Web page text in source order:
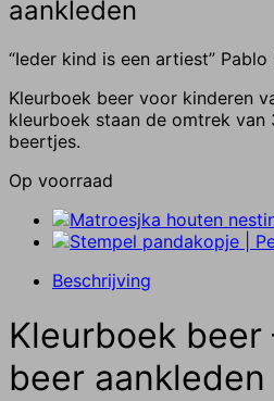
aankleden
“Ieder kind is een artiest” Pablo
Kleurboek beer voor kinderen
kleurboek staan de omtrek van
beertjes.
Op voorraad
Beschrijving
Kleurboek beer
beer aankleden